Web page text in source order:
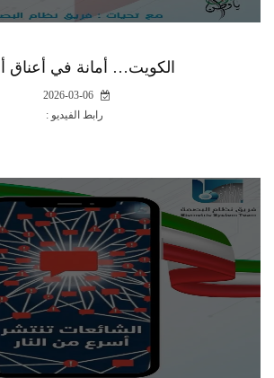
الكويت… أمانة في أعناق
رابط الفيديو :